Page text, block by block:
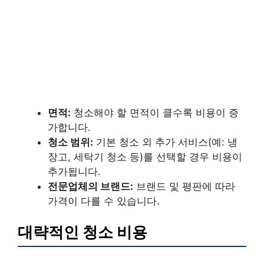
면적: 청소해야 할 면적이 클수록 비용이 증
가합니다.
청소 범위: 기본 청소 외 추가 서비스(예: 냉
장고, 세탁기 청소 등)를 선택할 경우 비용이
추가됩니다.
전문업체의 브랜드: 브랜드 및 평판에 따라
가격이 다를 수 있습니다.
대략적인 청소 비용